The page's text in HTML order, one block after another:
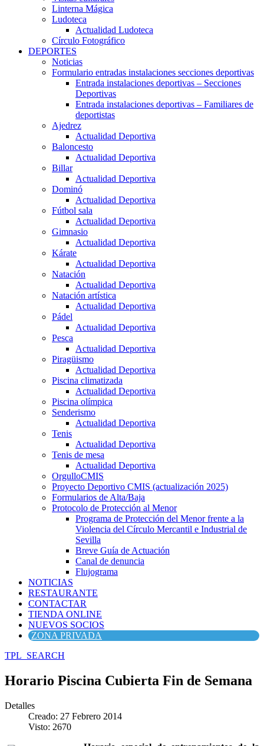
Linterna Mágica
Ludoteca
Actualidad Ludoteca
Círculo Fotográfico
DEPORTES
Noticias
Formulario entradas instalaciones secciones deportivas
Entrada instalaciones deportivas – Secciones
Deportivas
Entrada instalaciones deportivas – Familiares de
deportistas
Ajedrez
Actualidad Deportiva
Baloncesto
Actualidad Deportiva
Billar
Actualidad Deportiva
Dominó
Actualidad Deportiva
Fútbol sala
Actualidad Deportiva
Gimnasio
Actualidad Deportiva
Kárate
Actualidad Deportiva
Natación
Actualidad Deportiva
Natación artística
Actualidad Deportiva
Pádel
Actualidad Deportiva
Pesca
Actualidad Deportiva
Piragüismo
Actualidad Deportiva
Piscina climatizada
Actualidad Deportiva
Piscina olímpica
Senderismo
Actualidad Deportiva
Tenis
Actualidad Deportiva
Tenis de mesa
Actualidad Deportiva
OrgulloCMIS
Proyecto Deportivo CMIS (actualización 2025)
Formularios de Alta/Baja
Protocolo de Protección al Menor
Programa de Protección del Menor frente a la
Violencia del Círculo Mercantil e Industrial de
Sevilla
Breve Guía de Actuación
Canal de denuncia
Flujograma
NOTICIAS
RESTAURANTE
CONTACTAR
TIENDA ONLINE
NUEVOS SOCIOS
ZONA PRIVADA
TPL_SEARCH
Horario Piscina Cubierta Fin de Semana
Detalles
Creado: 27 Febrero 2014
Visto: 2670